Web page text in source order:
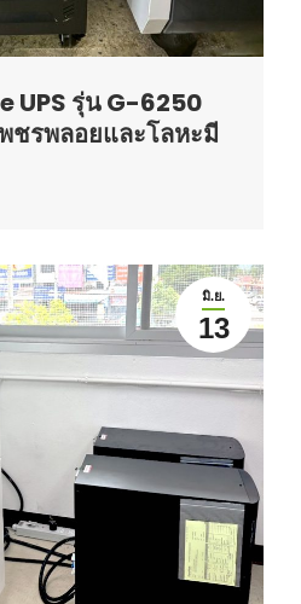
UPS รุ่น G-6250
ชรพลอยและโลหะมี
มิ.ย.
13